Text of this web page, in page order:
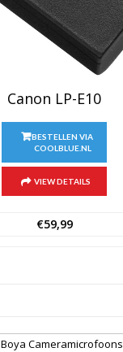
Canon LP-E10
BESTELLEN VIA
COOLBLUE.NL
VIEW DETAILS
€59,99
Boya Cameramicrofoons